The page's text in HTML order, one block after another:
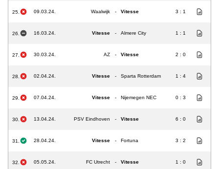
25. 09.03.24. Waalwijk - Vitesse 3 : 1
26. 16.03.24. Vitesse - Almere City 1 : 1
27. 30.03.24. AZ - Vitesse 2 : 0
28. 02.04.24. Vitesse - Sparta Rotterdam 1 : 4
29. 07.04.24. Vitesse - Nijemegen NEC 0 : 3
30. 13.04.24. PSV Eindhoven - Vitesse 6 : 0
31. 28.04.24. Vitesse - Fortuna 3 : 2
32. 05.05.24. FC Utrecht - Vitesse 1 : 0